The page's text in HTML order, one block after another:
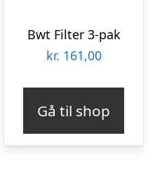
Bwt Filter 3-pak
kr. 161,00
Gå til shop